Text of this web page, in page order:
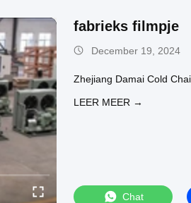
fabrieks filmpje
December 19, 2024
Zhejiang Damai Cold
LEER MEER →
Chat